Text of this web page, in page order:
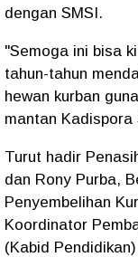
dengan SMSI.
"Semoga ini bisa
tahun-tahun
hewan kurban
mantan Kadispora
Turut hadir
dan Rony Purba,
Penyembelihan
Koordinator
(Kabid